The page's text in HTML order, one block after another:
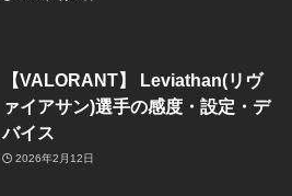
【VALORANT】 Leviathan(リヴ
ァイアサン)選手の感度・設定・デ
バイス
2026年2月12日